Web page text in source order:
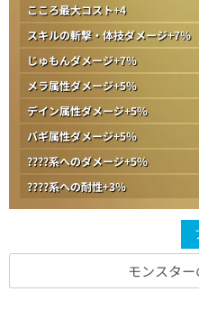
こころ最大コスト+4
スキルの斬撃・体技ダメージ+7％
じゅもんダメージ+7％
メラ属性ダメージ+5％
デイン属性ダメージ+5％
バギ属性ダメージ+5％
????系へのダメージ+5％
????系への耐性+3％
モンスタ